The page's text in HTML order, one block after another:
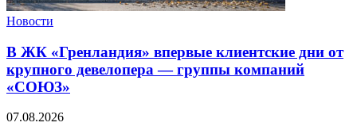
Новости
В ЖК «Гренландия» впервые клиентские дни от
крупного девелопера — группы компаний
«СОЮЗ»
07.08.2026